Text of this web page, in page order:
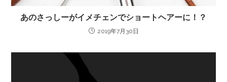
あのさっしーがイメチェンでショートヘアーに！？
2019年7月30日